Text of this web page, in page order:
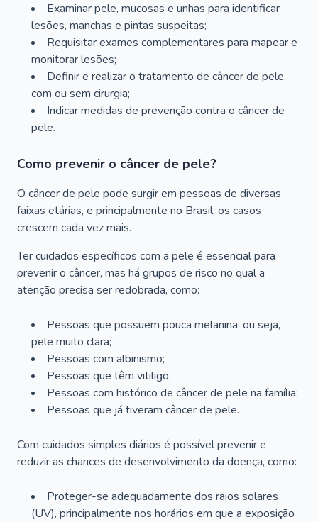
Examinar pele, mucosas e unhas para identificar
lesões, manchas e pintas suspeitas;
Requisitar exames complementares para mapear e
monitorar lesões;
Definir e realizar o tratamento de câncer de pele,
com ou sem cirurgia;
Indicar medidas de prevenção contra o câncer de
pele.
Como prevenir o câncer de pele?
O câncer de pele pode surgir em pessoas de diversas
faixas etárias, e principalmente no Brasil, os casos
crescem cada vez mais.
Ter cuidados específicos com a pele é essencial para
prevenir o câncer, mas há grupos de risco no qual a
atenção precisa ser redobrada, como:
Pessoas que possuem pouca melanina, ou seja,
pele muito clara;
Pessoas com albinismo;
Pessoas que têm vitiligo;
Pessoas com histórico de câncer de pele na família;
Pessoas que já tiveram câncer de pele.
Com cuidados simples diários é possível prevenir e
reduzir as chances de desenvolvimento da doença, como:
Proteger-se adequadamente dos raios solares
(UV), principalmente nos horários em que a exposição